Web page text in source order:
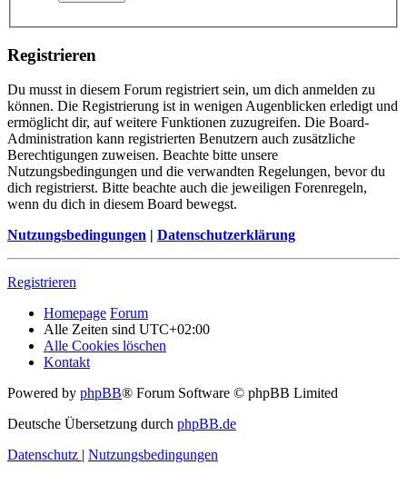
Registrieren
Du musst in diesem Forum registriert sein, um dich anmelden zu
können. Die Registrierung ist in wenigen Augenblicken erledigt und
ermöglicht dir, auf weitere Funktionen zuzugreifen. Die Board-
Administration kann registrierten Benutzern auch zusätzliche
Berechtigungen zuweisen. Beachte bitte unsere
Nutzungsbedingungen und die verwandten Regelungen, bevor du
dich registrierst. Bitte beachte auch die jeweiligen Forenregeln,
wenn du dich in diesem Board bewegst.
Nutzungsbedingungen | Datenschutzerklärung
Registrieren
Homepage Forum
Alle Zeiten sind UTC+02:00
Alle Cookies löschen
Kontakt
Powered by phpBB® Forum Software © phpBB Limited
Deutsche Übersetzung durch phpBB.de
Datenschutz | Nutzungsbedingungen